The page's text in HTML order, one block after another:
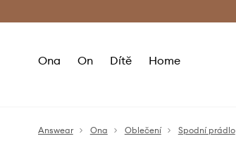
Ona On Dítě Home
Answear Ona Oblečení Spodní prádlo